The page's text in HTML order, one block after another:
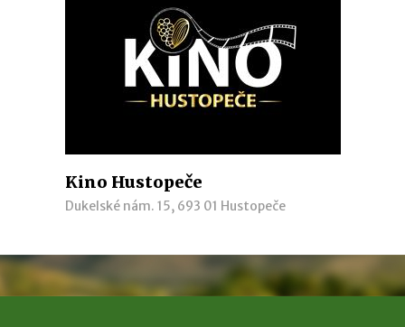
Kino Hustopeče
Dukelské nám. 15, 693 01 Hustopeče